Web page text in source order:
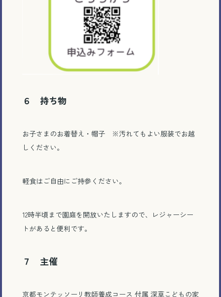
６ 持ち物
お子さまのお着替え・帽子 ※汚れてもよい服装でお越
しください。
軽食はご自由にご持参ください。
12時半頃まで園庭を開放いたしますので、レジャーシー
トがあると便利です。
７ 主催
京都モンテッソーリ教師養成コース 付属 深草こどもの家